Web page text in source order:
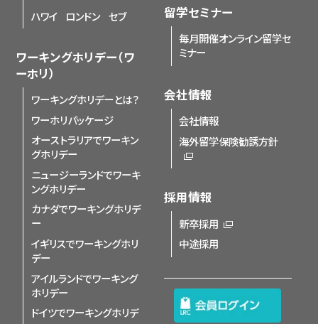
ハワイ
ロンドン セブ
ワーキングホリデー（ワ
ーホリ）
ワーキングホリデーとは？
ワーホリパッケージ
オーストラリアでワーキン
グホリデー
ニュージーランドでワーキ
ングホリデー
カナダでワーキングホリデ
ー
イギリスでワーキングホリ
デー
アイルランドでワーキング
ホリデー
ドイツでワーキングホリデ
留学セミナー
毎月開催オンライン留学セ
ミナー
会社情報
会社情報
海外留学保険勧誘方針
採用情報
新卒採用
中途採用